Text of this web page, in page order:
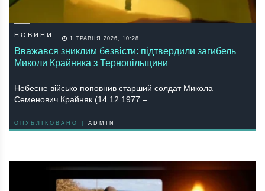
НОВИНИ 1 ТРАВНЯ 2026, 10:28
Вважався зниклим безвісти: підтвердили загибель
Миколи Крайняка з Тернопільщини
Небесне військо поповнив старший солдат Микола
Семенович Крайняк (14.12.1977 –…
ОПУБЛІКОВАНО | ADMIN